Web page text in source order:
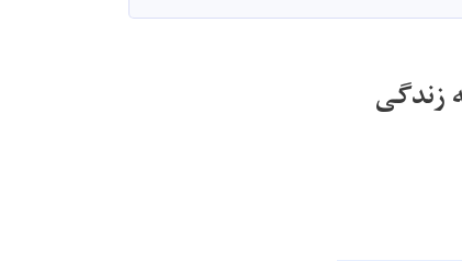
زندگی